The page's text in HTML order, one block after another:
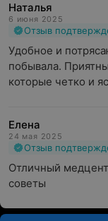
Наталья
6 июня 2025
Отзыв
Удобное и
побывала.
которые четко и
Елена
24 мая 2025
Отзыв
Отличный
советы